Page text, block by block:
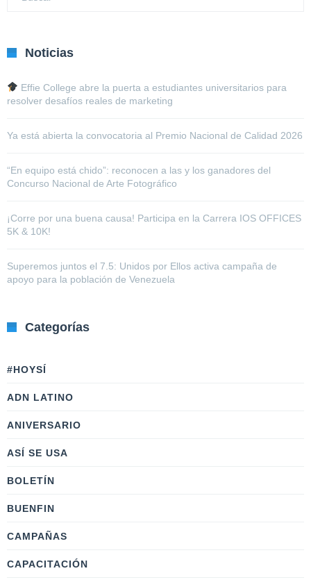
Noticias
Effie College abre la puerta a estudiantes universitarios para
resolver desafíos reales de marketing
Ya está abierta la convocatoria al Premio Nacional de Calidad 2026
“En equipo está chido”: reconocen a las y los ganadores del
Concurso Nacional de Arte Fotográfico
¡Corre por una buena causa! Participa en la Carrera IOS OFFICES
5K & 10K!
Superemos juntos el 7.5: Unidos por Ellos activa campaña de
apoyo para la población de Venezuela
Categorías
#HOYSÍ
ADN LATINO
ANIVERSARIO
ASÍ SE USA
BOLETÍN
BUENFIN
CAMPAÑAS
CAPACITACIÓN